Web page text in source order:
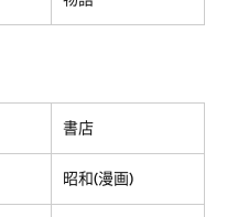
書店
昭和(漫画)